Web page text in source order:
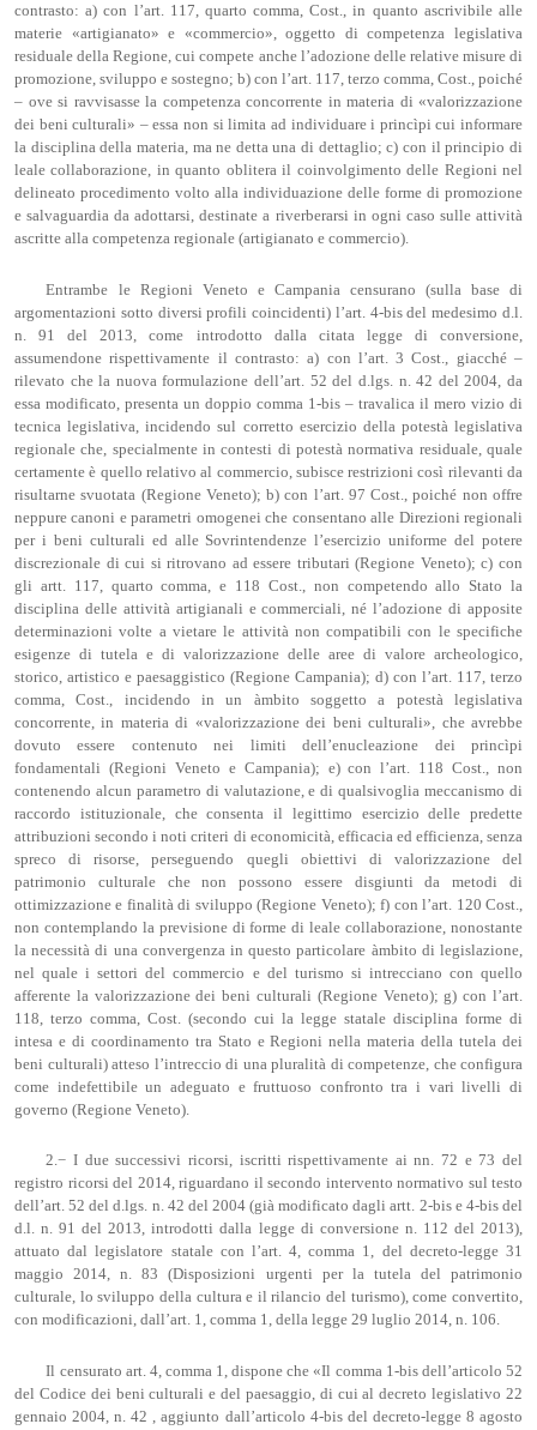
contrasto: a) con l’art. 117, quarto comma, Cost., in quanto ascrivibile alle
materie «artigianato» e «commercio», oggetto di competenza legislativa
residuale della Regione, cui compete anche l’adozione delle relative misure di
promozione, sviluppo e sostegno; b) con l’art. 117, terzo comma, Cost., poiché
– ove si ravvisasse la competenza concorrente in materia di «valorizzazione
dei beni culturali» – essa non si limita ad individuare i princìpi cui informare
la disciplina della materia, ma ne detta una di dettaglio; c) con il principio di
leale collaborazione, in quanto oblitera il coinvolgimento delle Regioni nel
delineato procedimento volto alla individuazione delle forme di promozione
e salvaguardia da adottarsi, destinate a riverberarsi in ogni caso sulle attività
ascritte alla competenza regionale (artigianato e commercio).
Entrambe le Regioni Veneto e Campania censurano (sulla base di
argomentazioni sotto diversi profili coincidenti) l’art. 4-bis del medesimo d.l.
n. 91 del 2013, come introdotto dalla citata legge di conversione,
assumendone rispettivamente il contrasto: a) con l’art. 3 Cost., giacché –
rilevato che la nuova formulazione dell’art. 52 del d.lgs. n. 42 del 2004, da
essa modificato, presenta un doppio comma 1-bis – travalica il mero vizio di
tecnica legislativa, incidendo sul corretto esercizio della potestà legislativa
regionale che, specialmente in contesti di potestà normativa residuale, quale
certamente è quello relativo al commercio, subisce restrizioni così rilevanti da
risultarne svuotata (Regione Veneto); b) con l’art. 97 Cost., poiché non offre
neppure canoni e parametri omogenei che consentano alle Direzioni regionali
per i beni culturali ed alle Sovrintendenze l’esercizio uniforme del potere
discrezionale di cui si ritrovano ad essere tributari (Regione Veneto); c) con
gli artt. 117, quarto comma, e 118 Cost., non competendo allo Stato la
disciplina delle attività artigianali e commerciali, né l’adozione di apposite
determinazioni volte a vietare le attività non compatibili con le specifiche
esigenze di tutela e di valorizzazione delle aree di valore archeologico,
storico, artistico e paesaggistico (Regione Campania); d) con l’art. 117, terzo
comma, Cost., incidendo in un àmbito soggetto a potestà legislativa
concorrente, in materia di «valorizzazione dei beni culturali», che avrebbe
dovuto essere contenuto nei limiti dell’enucleazione dei princìpi
fondamentali (Regioni Veneto e Campania); e) con l’art. 118 Cost., non
contenendo alcun parametro di valutazione, e di qualsivoglia meccanismo di
raccordo istituzionale, che consenta il legittimo esercizio delle predette
attribuzioni secondo i noti criteri di economicità, efficacia ed efficienza, senza
spreco di risorse, perseguendo quegli obiettivi di valorizzazione del
patrimonio culturale che non possono essere disgiunti da metodi di
ottimizzazione e finalità di sviluppo (Regione Veneto); f) con l’art. 120 Cost.,
non contemplando la previsione di forme di leale collaborazione, nonostante
la necessità di una convergenza in questo particolare àmbito di legislazione,
nel quale i settori del commercio e del turismo si intrecciano con quello
afferente la valorizzazione dei beni culturali (Regione Veneto); g) con l’art.
118, terzo comma, Cost. (secondo cui la legge statale disciplina forme di
intesa e di coordinamento tra Stato e Regioni nella materia della tutela dei
beni culturali) atteso l’intreccio di una pluralità di competenze, che configura
come indefettibile un adeguato e fruttuoso confronto tra i vari livelli di
governo (Regione Veneto).
2.− I due successivi ricorsi, iscritti rispettivamente ai nn. 72 e 73 del
registro ricorsi del 2014, riguardano il secondo intervento normativo sul testo
dell’art. 52 del d.lgs. n. 42 del 2004 (già modificato dagli artt. 2-bis e 4-bis del
d.l. n. 91 del 2013, introdotti dalla legge di conversione n. 112 del 2013),
attuato dal legislatore statale con l’art. 4, comma 1, del decreto-legge 31
maggio 2014, n. 83 (Disposizioni urgenti per la tutela del patrimonio
culturale, lo sviluppo della cultura e il rilancio del turismo), come convertito,
con modificazioni, dall’art. 1, comma 1, della legge 29 luglio 2014, n. 106.
Il censurato art. 4, comma 1, dispone che «Il comma 1-bis dell’articolo 52
del Codice dei beni culturali e del paesaggio, di cui al decreto legislativo 22
gennaio 2004, n. 42 , aggiunto dall’articolo 4-bis del decreto-legge 8 agosto